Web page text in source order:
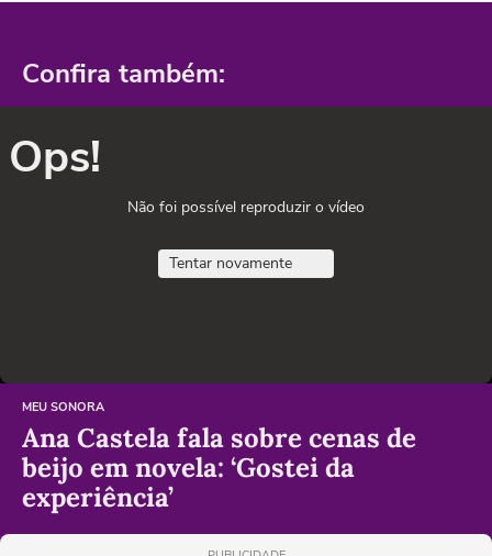
Confira também:
Ops!
Não foi possível reproduzir o vídeo
Tentar novamente
MEU SONORA
Ana Castela fala sobre cenas de
beijo em novela: ‘Gostei da
experiência’